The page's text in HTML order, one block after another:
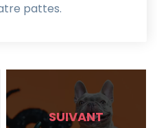
pattes.
SUIVANT